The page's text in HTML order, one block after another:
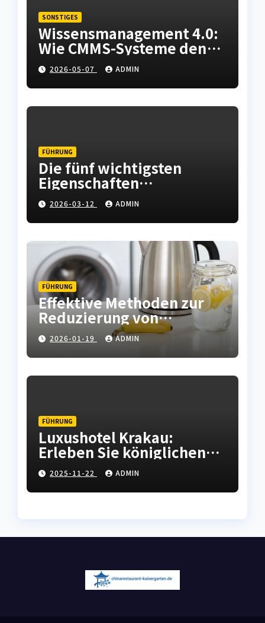
SONSTIGES
Wissensmanagement 4.0:
Wie CMMS-Systeme den
Fachkräftemangel in der
Instandhaltung abfedern
2026-05-07 ADMIN
FÜHRUNG
Die fünf wichtigsten
Eigenschaften
hochwertiger
Leiterplatten
2026-03-12 ADMIN
FÜHRUNG
Effektive Methoden zur
Reduzierung von
Kalkablagerungen in
Haushaltsgeräten
2026-01-19 ADMIN
FÜHRUNG
Luxushotel Krakau:
Erleben Sie königlichen
Komfort in der polnischen
Kulturhauptstadt
2025-11-22 ADMIN